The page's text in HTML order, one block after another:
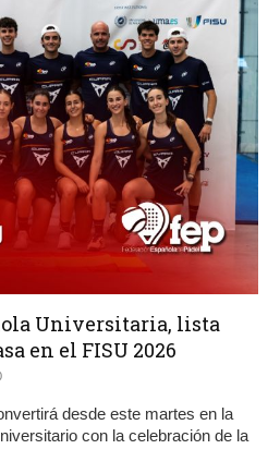
Universitaria, lista
en el FISU 2026
desde este martes en la
con la celebración de la